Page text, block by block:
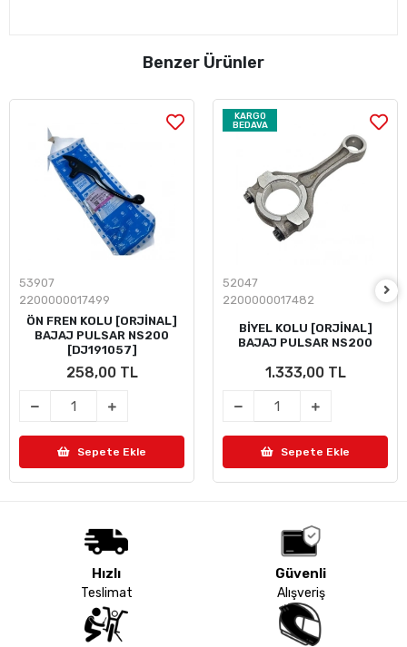
Benzer Ürünler
53907
2200000017499
ÖN FREN KOLU [ORJİNAL]
BAJAJ PULSAR NS200
[DJ191057]
258,00 TL
Sepete Ekle
KARGO
BEDAVA
52047
2200000017482
BİYEL KOLU [ORJİNAL]
BAJAJ PULSAR NS200
1.333,00 TL
Sepete Ekle
Hızlı
Teslimat
Güvenli
Alışveriş